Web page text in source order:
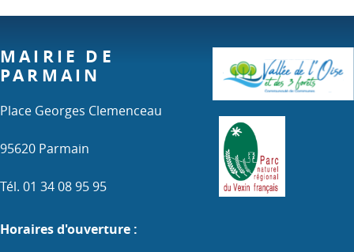
MAIRIE DE
PARMAIN
Place Georges Clemenceau
95620 Parmain
Tél. 01 34 08 95 95
Horaires d'ouverture :